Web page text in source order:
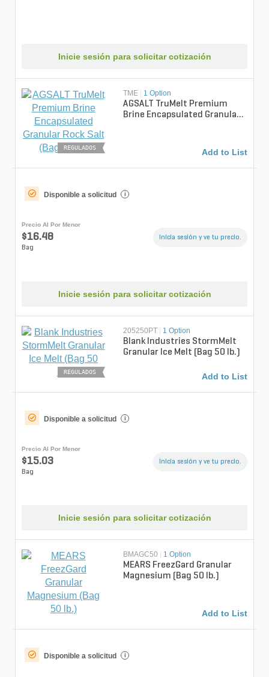
Inicie sesión para solicitar cotización
REGULADOS
TME 1 Option
AGSALT TruMelt Premium
Brine Encapsulated Granular
Add to List
Disponible a solicitud i
Precio Al Por Menor
$16.48
Bag
Inicia sesión y ve tu precio.
Inicie sesión para solicitar cotización
REGULADOS
205250PT | 1 Option
Blank Industries StormMelt
Granular Ice Melt (Bag 50 lb.)
Add to List
Disponible a solicitud i
Precio Al Por Menor
$15.03
Bag
Inicia sesión y ve tu precio.
Inicie sesión para solicitar cotización
BMAGC50 1 Option
MEARS FreezGard Granular
Magnesium (Bag 50 lb.)
Add to List
Disponible a solicitud i